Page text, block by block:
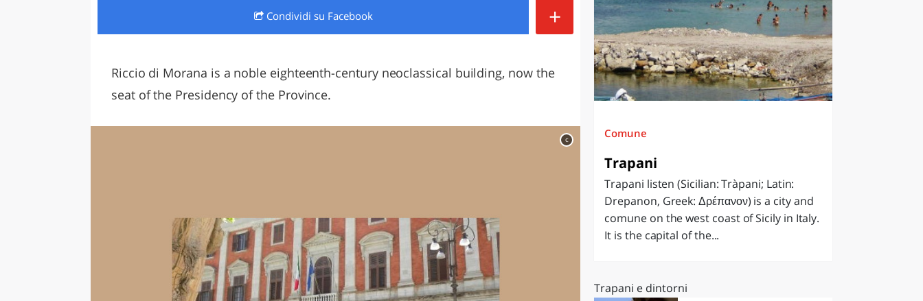
LAZIO
Condividi su Facebook +
Riccio di Morana is a noble eighteenth-century neoclassical building, now the
seat of the Presidency of the Province.
c Comune
Trapani
Trapani listen (Sicilian: Tràpani; Latin:
Drepanon, Greek: Δρέπανον) is a city and
comune on the west coast of Sicily in Italy.
It is the capital of the...
Trapani e dintorni